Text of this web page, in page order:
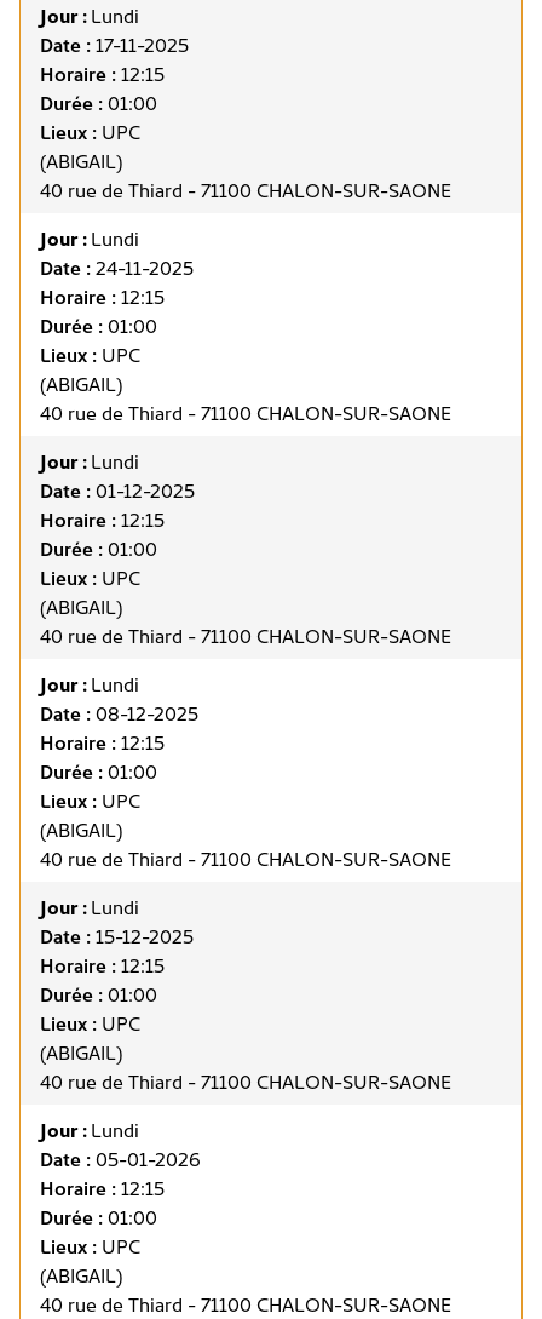
Jour :Lundi
Date :17-11-2025
Horaire :12:15
Durée :01:00
Lieux : UPC
(ABIGAIL)
40 rue de Thiard - 71100 CHALON-SUR-SAONE
Jour :Lundi
Date :24-11-2025
Horaire :12:15
Durée :01:00
Lieux : UPC
(ABIGAIL)
40 rue de Thiard - 71100 CHALON-SUR-SAONE
Jour :Lundi
Date :01-12-2025
Horaire :12:15
Durée :01:00
Lieux : UPC
(ABIGAIL)
40 rue de Thiard - 71100 CHALON-SUR-SAONE
Jour :Lundi
Date :08-12-2025
Horaire :12:15
Durée :01:00
Lieux : UPC
(ABIGAIL)
40 rue de Thiard - 71100 CHALON-SUR-SAONE
Jour :Lundi
Date :15-12-2025
Horaire :12:15
Durée :01:00
Lieux : UPC
(ABIGAIL)
40 rue de Thiard - 71100 CHALON-SUR-SAONE
Jour :Lundi
Date :05-01-2026
Horaire :12:15
Durée :01:00
Lieux : UPC
(ABIGAIL)
40 rue de Thiard - 71100 CHALON-SUR-SAONE